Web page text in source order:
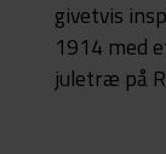
givetvis
1914 med
juletræ på